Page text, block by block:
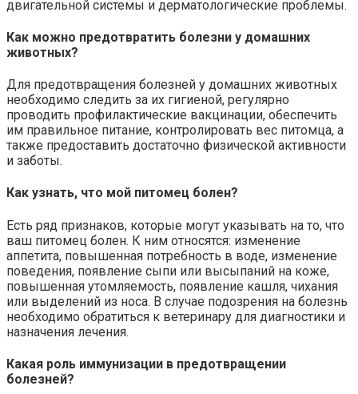
двигательной системы и дерматологические проблемы.
Как можно предотвратить болезни у домашних
животных?
Для предотвращения болезней у домашних животных
необходимо следить за их гигиеной, регулярно
проводить профилактические вакцинации, обеспечить
им правильное питание, контролировать вес питомца, а
также предоставить достаточно физической активности
и заботы.
Как узнать, что мой питомец болен?
Есть ряд признаков, которые могут указывать на то, что
ваш питомец болен. К ним относятся: изменение
аппетита, повышенная потребность в воде, изменение
поведения, появление сыпи или высыпаний на коже,
повышенная утомляемость, появление кашля, чихания
или выделений из носа. В случае подозрения на болезнь
необходимо обратиться к ветеринару для диагностики и
назначения лечения.
Какая роль иммунизации в предотвращении
болезней?